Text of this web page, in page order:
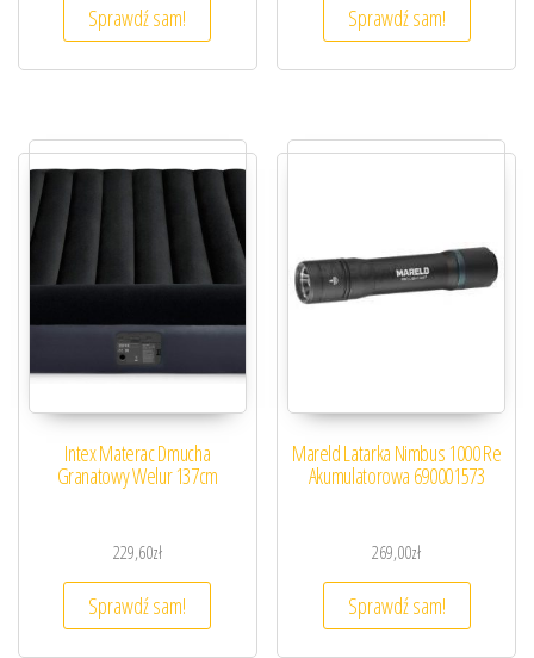
Sprawdź sam! Sprawdź sam!
Intex Materac Dmucha
Granatowy Welur 137cm
229,60zł
Sprawdź sam!
Mareld Latarka Nimbus 1000 Re
Akumulatorowa 690001573
269,00zł
Sprawdź sam!